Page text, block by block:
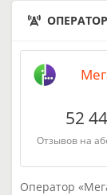
52
Отзывов на
Оператор